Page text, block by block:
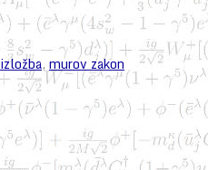
izložba, murov zakon